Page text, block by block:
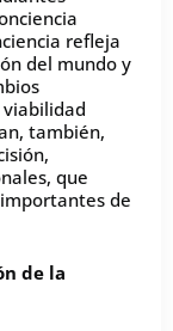
refleja
del mundo y
también,
que
de
de la